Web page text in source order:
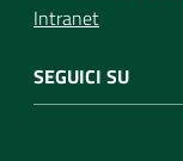
Intranet
SEGUICI SU